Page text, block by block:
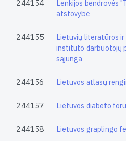
244154
Lenkijos bendrovės
atstovybė
244155
Lietuvių literatūros
instituto darbuotojų
sąjunga
244156 Lietuvos atlasų
244157 Lietuvos diabeto
244158 Lietuvos graplingo